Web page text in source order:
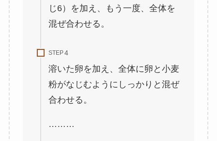
じ6）を加え、もう一度、全体を
混ぜ合わせる。
STEP
溶いた卵を加え、全体に卵と小麦
粉がなじむようにしっかりと混ぜ
合わせる。
………